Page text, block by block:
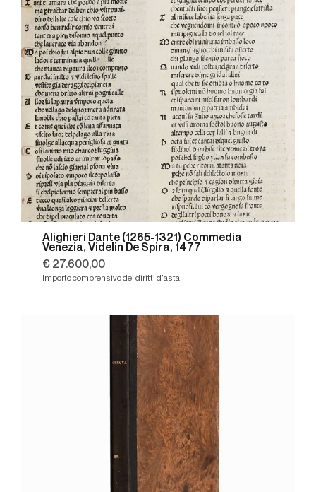
Alighieri Dante (1265-1321) Commedia
Venezia, Videlin De Spira, 1477
€ 27.600,00
Importo comprensivo dei diritti d'asta